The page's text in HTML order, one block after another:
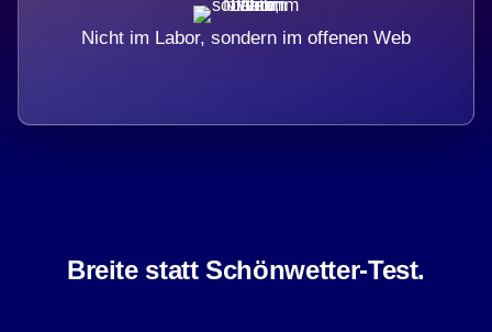
Nicht im Labor, sondern im offenen Web
Breite statt Schönwetter-Test.